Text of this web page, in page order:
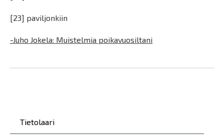
Päävalikko
Tietolaari
[23] paviljonkiin
-Juho Jokela: Muistelmia poikavuosiltani